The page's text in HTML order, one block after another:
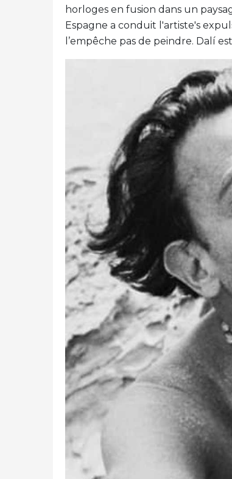
horloges en fusion dans un
Espagne a conduit l'artiste's
l’empêche pas de peindre. Dalí